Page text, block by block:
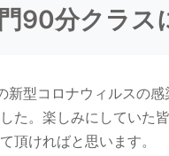
90分クラス
新型コロナウィルスの
た。楽しみにしていた
頂ければと思います。